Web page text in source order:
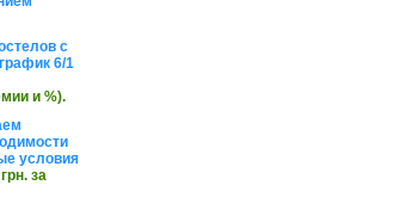
с
6/1
и %).
условия
за